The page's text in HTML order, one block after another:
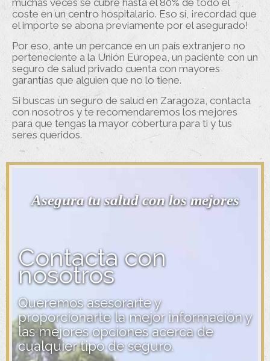
muchas veces se cubre hasta el 80% de todo el
coste en un centro hospitalario. Eso sí, ¡recordad que
el importe se abona previamente por el asegurado!
Por eso, ante un percance en un país extranjero no
perteneciente a la Unión Europea, un paciente con un
seguro de salud privado cuenta con mayores
garantías que alguien que no lo tiene.
Si buscas un seguro de salud en Zaragoza, contacta
con nosotros y te recomendaremos los mejores
para que tengas la mayor cobertura para ti y tus
seres queridos.
Asegura tu salud con los mejores
Contacta con
nosotros
Queremos asesorarte y
proporcionarte la mejor información y
las mejores opciones acerca de
cualquier tipo de seguro.